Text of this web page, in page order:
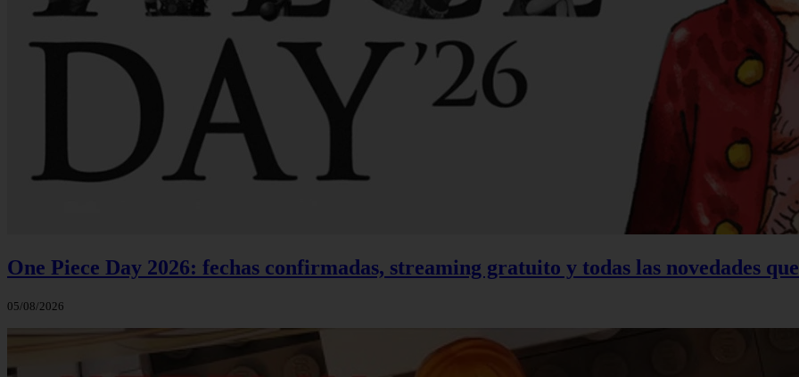
One Piece Day 2026: fechas confirmadas, streaming gratuito y todas las novedades
05/08/2026